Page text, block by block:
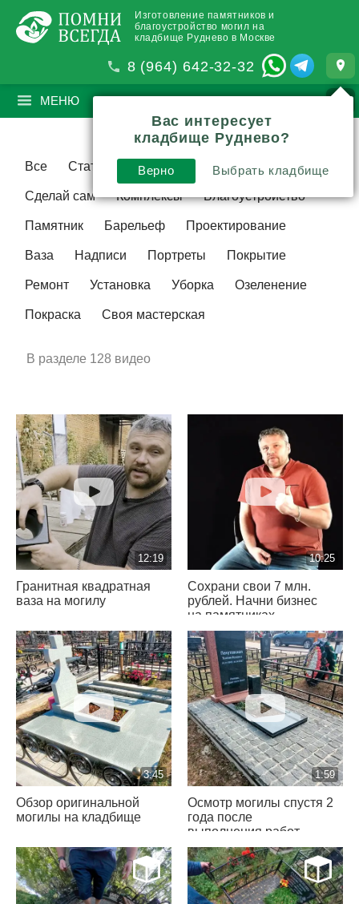
Изготовление памятников и
благоустройство могил на
кладбище Руднево в Москве
8 (964) 642-32-32
МЕНЮ ПОИСК
Все Статьи Видео Традиции
Сделай сам Комплексы Благоустройство
Памятник Барельеф Проектирование
Ваза Надписи Портреты Покрытие
Ремонт Установка Уборка Озеленение
Покраска Своя мастерская
В разделе 128 видео
12:19
Гранитная квадратная
ваза на могилу
10:25
Сохрани свои 7 млн.
рублей. Начни бизнес
на памятниках
3:45
Обзор оригинальной
могилы на кладбище
1:59
Осмотр могилы спустя 2
года после
выполнения работ
Вас интересует
кладбище Руднево?
Верно Выбрать кладбище